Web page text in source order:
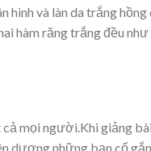
và làn da trắng hồng
hàm răng trắng đều
mọi người.Khi giảng bài,
dương những bạn cố